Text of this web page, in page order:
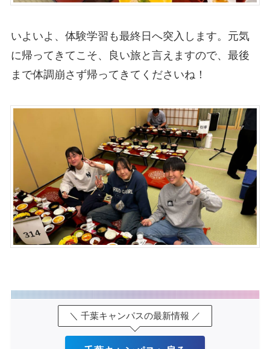
いよいよ、体験学習も最終日へ突入します。元気
に帰ってきてこそ、良い旅と言えますので、最後
まで体調崩さず帰ってきてくださいね！
＼ 千葉キャンパスの最新情報 ／